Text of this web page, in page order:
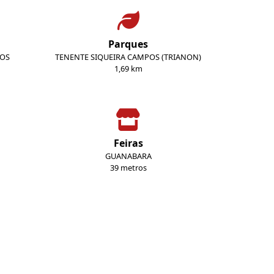
Parques
TENENTE SIQUEIRA CAMPOS (TRIANON)
1,69 km
Feiras
GUANABARA
39 metros